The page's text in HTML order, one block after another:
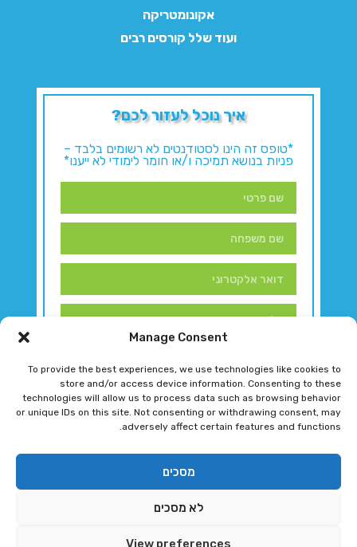
Manage Consent
To provide the best experiences, we use technologies like cookies to
store and/or access device information. Consenting to these
technologies will allow us to process data such as browsing behavior
or unique IDs on this site. Not consenting or withdrawing consent, may
adversely affect certain features and functions.
מסכים
לא מסכים
View preferences
אקונומטריקה
ועוד שלל קורסים רבים
איך נוכל לעזור לכם?
*טופס זה הינו לסטודנטים לא רשומים בלבד –
פניות בנושא תמיכה ו/או חומר לימודי לא ייענו*